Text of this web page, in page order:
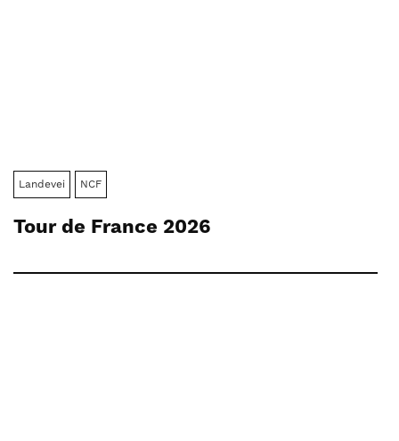
Landevei NCF
Tour de France 2026